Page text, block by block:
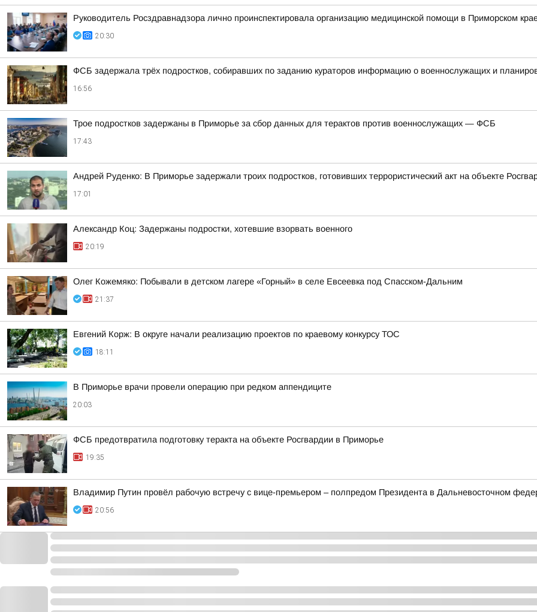
Руководитель Росздравнадзора лично проинспектировала организацию медицинской помощи в Приморском
20:30
ФСБ задержала трёх подростков, собиравших по заданию кураторов информацию о военнослужащих и
16:56
Трое подростков задержаны в Приморье за сбор данных для терактов против военнослужащих — ФСБ
17:43
Андрей Руденко: В Приморье задержали троих подростков, готовивших террористический акт на объекте
17:01
Александр Коц: Задержаны подростки, хотевшие взорвать военного
20:19
Олег Кожемяко: Побывали в детском лагере «Горный» в селе Евсеевка под Спасском-Дальним
21:37
Евгений Корж: В округе начали реализацию проектов по краевому конкурсу ТОС
18:11
В Приморье врачи провели операцию при редком аппендиците
20:03
ФСБ предотвратила подготовку теракта на объекте Росгвардии в Приморье
19:35
Владимир Путин провёл рабочую встречу с вице-премьером – полпредом Президента в Дальневосточном
20:56